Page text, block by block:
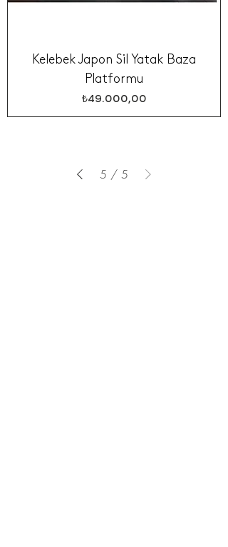
Kelebek Japon Sil Yatak Baza
Platformu
Fiyat
₺49.000,00
5 / 5